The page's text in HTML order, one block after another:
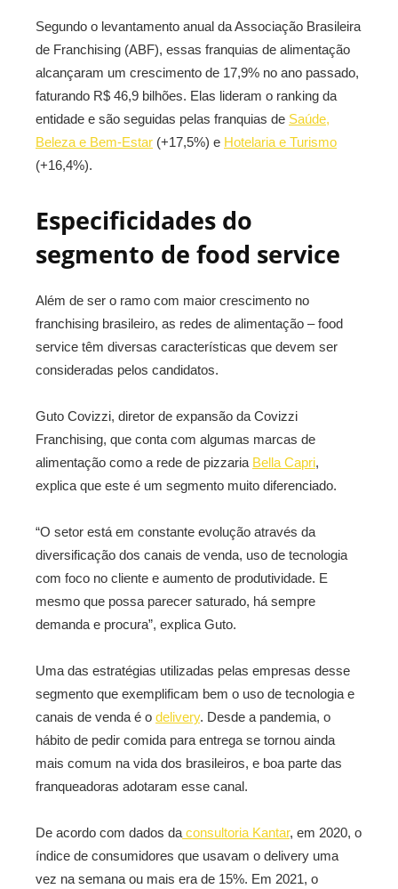
Segundo o levantamento anual da Associação Brasileira
de Franchising (ABF), essas franquias de alimentação
alcançaram um crescimento de 17,9% no ano passado,
faturando R$ 46,9 bilhões. Elas lideram o ranking da
entidade e são seguidas pelas franquias de Saúde,
Beleza e Bem-Estar (+17,5%) e Hotelaria e Turismo
(+16,4%).
Especificidades do
segmento de food service
Além de ser o ramo com maior crescimento no
franchising brasileiro, as redes de alimentação – food
service têm diversas características que devem ser
consideradas pelos candidatos.
Guto Covizzi, diretor de expansão da Covizzi
Franchising, que conta com algumas marcas de
alimentação como a rede de pizzaria Bella Capri,
explica que este é um segmento muito diferenciado.
“O setor está em constante evolução através da
diversificação dos canais de venda, uso de tecnologia
com foco no cliente e aumento de produtividade. E
mesmo que possa parecer saturado, há sempre
demanda e procura”, explica Guto.
Uma das estratégias utilizadas pelas empresas desse
segmento que exemplificam bem o uso de tecnologia e
canais de venda é o delivery. Desde a pandemia, o
hábito de pedir comida para entrega se tornou ainda
mais comum na vida dos brasileiros, e boa parte das
franqueadoras adotaram esse canal.
De acordo com dados da consultoria Kantar, em 2020, o
índice de consumidores que usavam o delivery uma
vez na semana ou mais era de 15%. Em 2021, o